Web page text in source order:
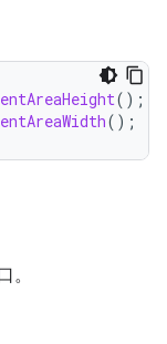
();
();
。